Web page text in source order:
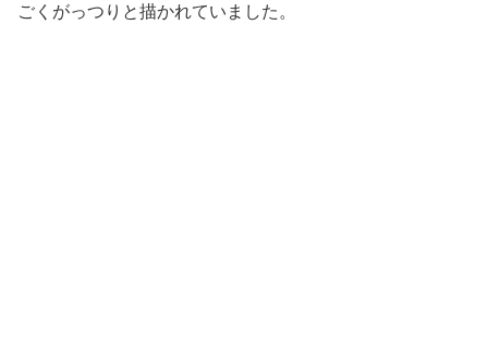
ごくがっつりと描かれていました。